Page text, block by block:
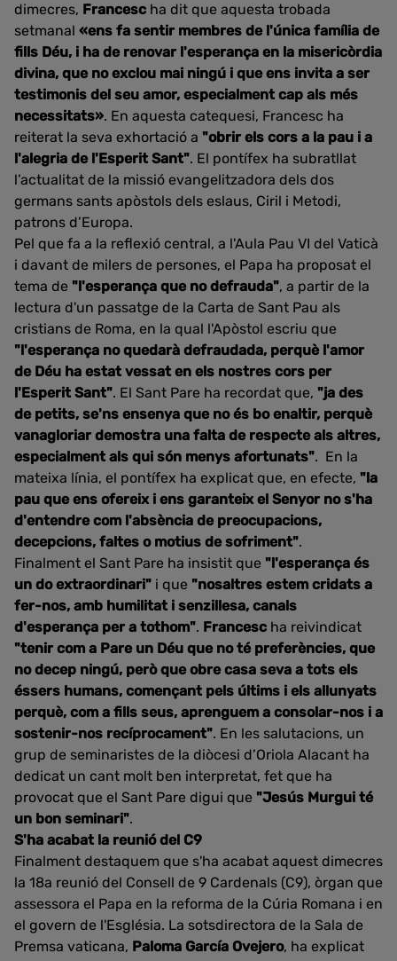
dimecres, Francesc ha dit que aquesta trobada
setmanal «ens fa sentir membres de l'única família de
fills Déu, i ha de renovar l'esperança en la misericòrdia
divina, que no exclou mai ningú i que ens invita a ser
testimonis del seu amor, especialment cap als més
necessitats». En aquesta catequesi, Francesc ha
reiterat la seva exhortació a "obrir els cors a la pau i a
l'alegria de l'Esperit Sant". El pontífex ha subratllat
l’actualitat de la missió evangelitzadora dels dos
germans sants apòstols dels eslaus, Ciril i Metodi,
patrons d’Europa.
Pel que fa a la reflexió central, a l'Aula Pau VI del Vaticà
i davant de milers de persones, el Papa ha proposat el
tema de "l'esperança que no defrauda", a partir de la
lectura d'un passatge de la Carta de Sant Pau als
cristians de Roma, en la qual l'Apòstol escriu que
"l'esperança no quedarà defraudada, perquè l'amor
de Déu ha estat vessat en els nostres cors per
l'Esperit Sant". El Sant Pare ha recordat que, "ja des
de petits, se'ns ensenya que no és bo enaltir, perquè
vanagloriar demostra una falta de respecte als altres,
especialment als qui són menys afortunats". En la
mateixa línia, el pontífex ha explicat que, en efecte, "la
pau que ens ofereix i ens garanteix el Senyor no s'ha
d'entendre com l'absència de preocupacions,
decepcions, faltes o motius de sofriment".
Finalment el Sant Pare ha insistit que "l'esperança és
un do extraordinari" i que "nosaltres estem cridats a
fer-nos, amb humilitat i senzillesa, canals
d'esperança per a tothom". Francesc ha reivindicat
"tenir com a Pare un Déu que no té preferències, que
no decep ningú, però que obre casa seva a tots els
éssers humans, començant pels últims i els allunyats
perquè, com a fills seus, aprenguem a consolar-nos i a
sostenir-nos recíprocament". En les salutacions, un
grup de seminaristes de la diòcesi d’Oriola Alacant ha
dedicat un cant molt ben interpretat, fet que ha
provocat que el Sant Pare digui que "Jesús Murgui té
un bon seminari".
S'ha acabat la reunió del C9
Finalment destaquem que s'ha acabat aquest dimecres
la 18a reunió del Consell de 9 Cardenals (C9), òrgan que
assessora el Papa en la reforma de la Cúria Romana i en
el govern de l'Església. La sotsdirectora de la Sala de
Premsa vaticana, Paloma García Ovejero, ha explicat